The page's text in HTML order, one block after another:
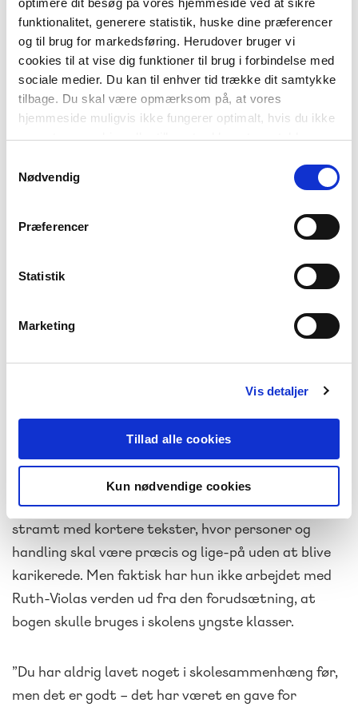
funktionalitet, generere statistik, huske dine præferencer
og til brug for markedsføring. Herudover bruger vi
cookies til at vise dig funktioner til brug i forbindelse med
sociale medier. Du kan til enhver tid trække dit samtykke
tilbage. Du skal være opmærksom på, at vores
hjemmeside muligvis ikke fungerer optimalt, hvis du ikke
accepterer cookies eller tilbagetrækker et samtykke.
Nødvendig
Præferencer
Statistik
Marketing
Vis detaljer
Tillad alle cookies
Kun nødvendige cookies
Gitte Løkkegaard
Hun kigger over på Kenneth Jakobsen Bøye, og
endnu engang bliver interviewet afbrudt af de to,
”Da jeg var lille, kunne jeg selv bedst lide at læse
noget, der fik mig til at grine, og det har faktisk
været det samme med skriveprocessen her, hvor jeg
har valgt de historier, jeg selv synes, er sjove,”
Hidtil har hun skrevet bøger og filmmanuskripter,
hvor der var god plads til at folde historien ud, men
i dette tilfælde har hun måttet arbejde mere
stramt med kortere tekster, hvor personer og
handling skal være præcis og lige-på uden at blive
karikerede. Men faktisk har hun ikke arbejdet med
Ruth-Violas verden ud fra den forudsætning, at
bogen skulle bruges i skolens yngste klasser.
”Du har aldrig lavet noget i skolesammenhæng før,
men det er godt – det har været en gave for